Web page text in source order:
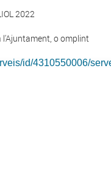
2022
l'Ajuntament, o omplint
id/4310550006/